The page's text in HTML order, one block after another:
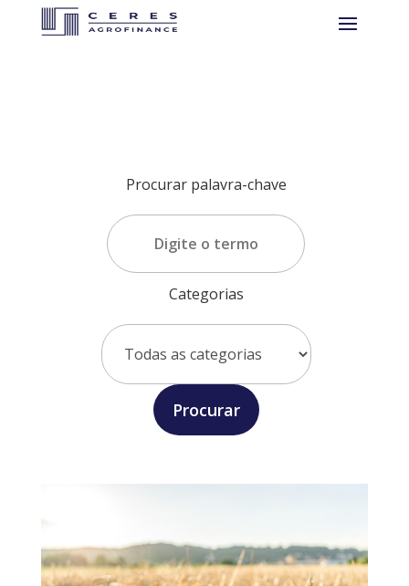
Procurar palavra-chave
Categorias